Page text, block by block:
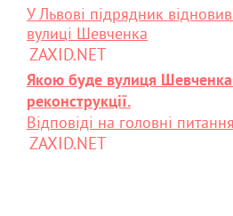
У Львові підрядник
вулиці Шевченка
ZAXID.NET
Якою буде вулиця Шевченка
реконструкції.
Відповіді на головні питання
ZAXID.NET